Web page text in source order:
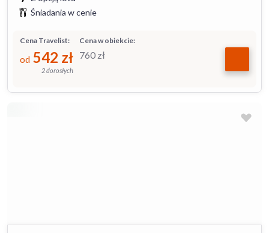
Śniadania w cenie
Cena w obiekcie:
760 zł
Cena Travelist:
od 542 zł
2 dorosłych